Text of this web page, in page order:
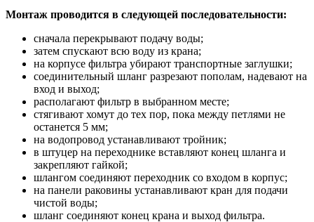
Монтаж проводится в следующей последовательности:
сначала перекрывают подачу воды;
затем спускают всю воду из крана;
на корпусе фильтра убирают транспортные заглушки;
соединительный шланг разрезают пополам, надевают на
вход и выход;
располагают фильтр в выбранном месте;
стягивают хомут до тех пор, пока между петлями не
останется 5 мм;
на водопровод устанавливают тройник;
в штуцер на переходнике вставляют конец шланга и
закрепляют гайкой;
шлангом соединяют переходник со входом в корпус;
на панели раковины устанавливают кран для подачи
чистой воды;
шланг соединяют конец крана и выход фильтра.